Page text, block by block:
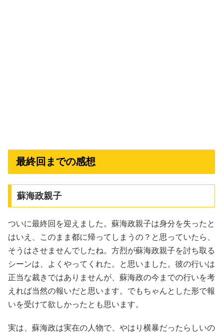
最終回までの感想
蘇海政親子
ついに最終回を迎えました。蘇海政親子は身分を失ったと
はいえ、このまま都に帰ってしまうの？と思っていたら、
そうはさせませんでしたね。方烈が蘇海政親子を討ち取る
シーンは、よくやってくれた。と思いました。彼の行いは
正当な裁きではありませんが、蘇海政の今までの行いを考
えれば当然の報いだと思います。でもちゃんとした形で報
いを受けて欲しかったとも思います。
実は、蘇海政は実在の人物で、やはり横暴だったらしいの